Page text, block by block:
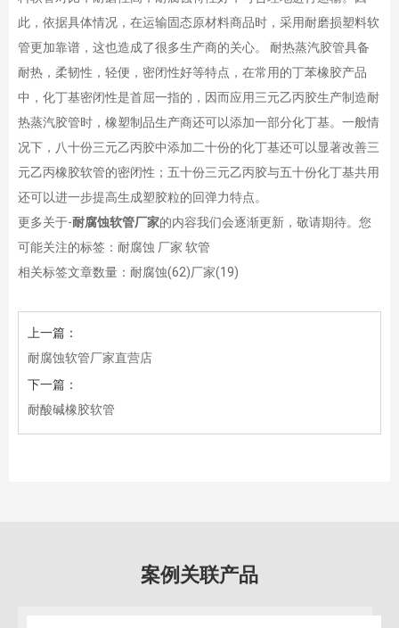
此，依据具体情况，在运输固态原材料商品时，采用耐磨损塑料软
管更加靠谱，这也造成了很多生产商的关心。 耐热蒸汽胶管具备
耐热，柔韧性，轻便，密闭性好等特点，在常用的丁苯橡胶产品
中，化丁基密闭性是首屈一指的，因而应用三元乙丙胶生产制造耐
热蒸汽胶管时，橡塑制品生产商还可以添加一部分化丁基。一般情
况下，八十份三元乙丙胶中添加二十份的化丁基还可以显著改善三
元乙丙橡胶软管的密闭性；五十份三元乙丙胶与五十份化丁基共用
还可以进一步提高生成塑胶粒的回弹力特点。
更多关于-耐腐蚀软管厂家的内容我们会逐渐更新，敬请期待。您
可能关注的标签：耐腐蚀 厂家 软管
相关标签文章数量： 耐腐蚀(62)厂家(19)
上一篇：
耐腐蚀软管厂家直营店
下一篇：
耐酸碱橡胶软管
案例关联产品